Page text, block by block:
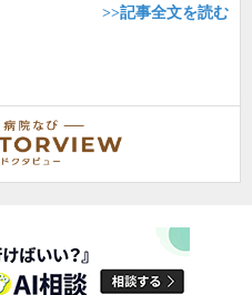
>>記事全文を読む